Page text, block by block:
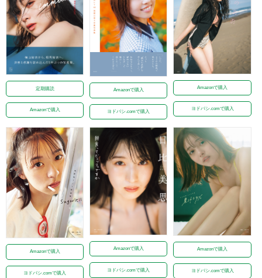
定期購読
Amazonで購入
Amazonで購入
ヨドバシ.comで購入
Amazonで購入
ヨドバシ.comで購入
Amazonで購入
ヨドバシ.comで購入
Amazonで購入
ヨドバシ.comで購入
Amazonで購入
ヨドバシ.comで購入